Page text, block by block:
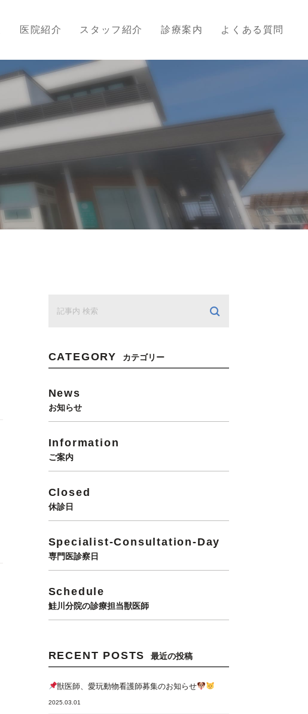
医院紹介 スタッフ紹介 診療案内 よくある質問
CATEGORY カテゴリー
News
お知らせ
Information
ご案内
Closed
休診日
Specialist-Consultation-Day
専門医診察日
Schedule
鮭川分院の診療担当獣医師
RECENT POSTS 最近の投稿
獣医師、愛玩動物看護師募集のお知らせ
2025.03.01